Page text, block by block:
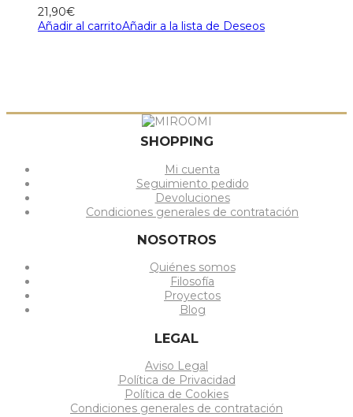
21,90€
Añadir al carritoAñadir a la lista de Deseos
SHOPPING
Mi cuenta
Seguimiento pedido
Devoluciones
Condiciones generales de contratación
NOSOTROS
Quiénes somos
Filosofía
Proyectos
Blog
LEGAL
Aviso Legal
Política de Privacidad
Política de Cookies
Condiciones generales de contratación